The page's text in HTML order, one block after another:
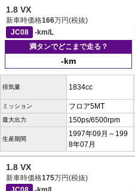
1.8 VX
新車時価格166万円(税抜)
JC08
-km/L
満タンでどこまで走る？
-km
排気量 1834cc
ミッション フロア5MT
最大出力 150ps/6500rpm
生産期間
1997年09月～199
8年07月
1.8 VX
新車時価格175万円(税抜)